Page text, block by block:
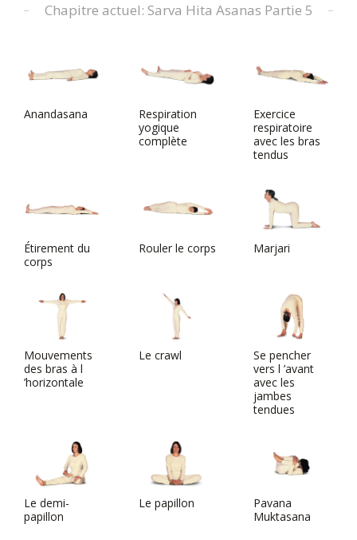
Chapitre actuel: Sarva Hita Asanas Partie 5
Anandasana
Respiration
yogique
complète
Exercice
respiratoire
avec les bras
tendus
Étirement du
corps
Rouler le corps Marjari
Mouvements
des bras à l
’horizontale
Le crawl
Se pencher
vers l ’avant
avec les
jambes
tendues
Le demi-
papillon
Le papillon
Pavana
Muktasana